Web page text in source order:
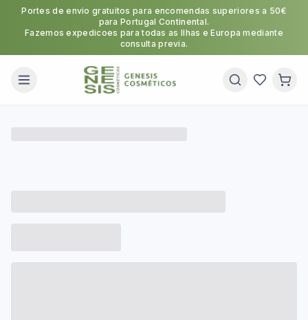
Portes de envio gratuitos para encomendas superiores a 50€
para Portugal Continental.
Fazemos expedicoes para todas as Ilhas e Europa mediante
consulta previa.